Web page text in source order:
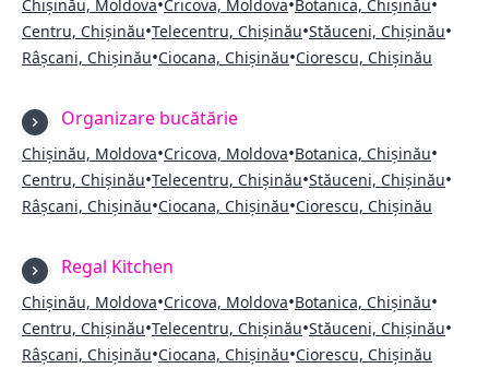
Chișinău, Moldova Cricova, Moldova Botanica, Chișinău
Centru, Chișinău•Telecentru, Chișinău•Stăuceni, Chișinău•
Râșcani, Chișinău•Ciocana, Chișinău•Ciorescu, Chișinău
Organizare bucătărie
Chișinău, Moldova•Cricova, Moldova•Botanica, Chișinău•
Centru, Chișinău•Telecentru, Chișinău•Stăuceni, Chișinău•
Râșcani, Chișinău•Ciocana, Chișinău•Ciorescu, Chișinău
Regal Kitchen
Chișinău, Moldova•Cricova, Moldova•Botanica, Chișinău•
Centru, Chișinău•Telecentru, Chișinău•Stăuceni, Chișinău•
Râșcani, Chișinău•Ciocana, Chișinău•Ciorescu, Chișinău